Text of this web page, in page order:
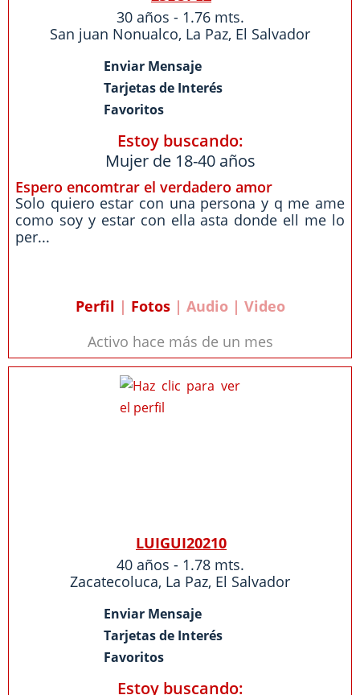
30 años - 1.76 mts.
San juan Nonualco, La Paz, El Salvador
Enviar Mensaje
Tarjetas de Interés
Favoritos
Estoy buscando:
Mujer de 18-40 años
Espero encomtrar el verdadero amor
Solo quiero estar con una persona y q me ame
como soy y estar con ella asta donde ell me lo
per...
Perfil | Fotos| Audio | Video
Activo hace más de un mes
LUIGUI20210
40 años - 1.78 mts.
Zacatecoluca, La Paz, El Salvador
Enviar Mensaje
Tarjetas de Interés
Favoritos
Estoy buscando: